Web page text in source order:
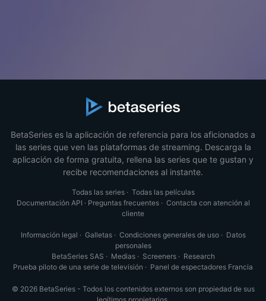
BetaSeries es la aplicación de referencia para los aficionados a
las series que ven las plataformas de streaming. Descarga la
aplicación de forma gratuita, rellena las series que te gustan y
recibe recomendaciones al instante.
Todas las series· Todas las películas
Documentación API · Preguntas frecuentes· Contacta con atención al
cliente
Información legal · Galletas· Condiciones generales de uso· Datos
personales
BetaSeries SAS · Medias· Screeners· Research
Prueba piloto de una serie de televisión · Panel de espectadores Francia
© 2026 BetaSeries - Todos los contenidos externos son propiedad de sus
legítimos propietarios.